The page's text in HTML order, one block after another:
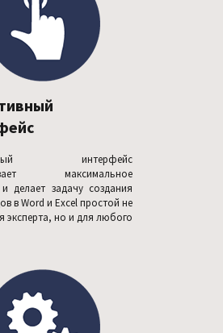
интерфейс
максимальное
делает задачу создания
в Word и Excel простой не
эксперта, но и для любого